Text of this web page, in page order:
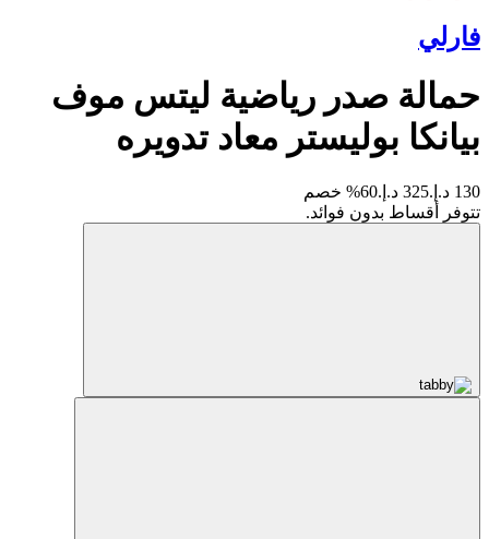
فارلي
حمالة صدر رياضية ليتس موف
بيانكا بوليستر معاد تدويره
130 د.إ. 325 د.إ.
60% خصم
تتوفر أقساط بدون فوائد.